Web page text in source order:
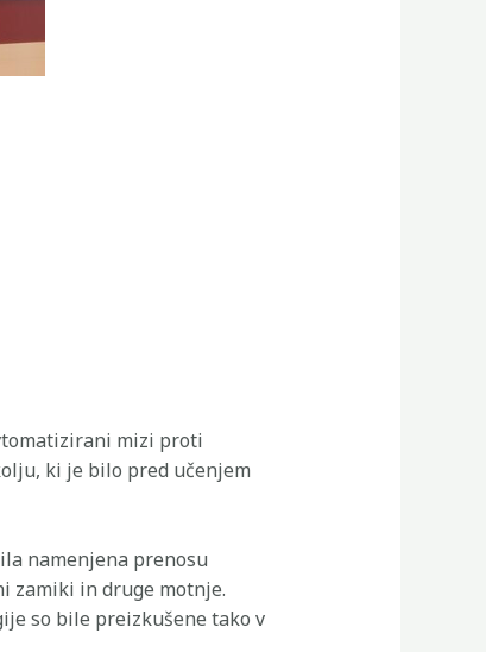
mizi proti
ki je bilo pred učenjem
namenjena prenosu
zamiki in druge motnje.
so bile preizkušene tako v